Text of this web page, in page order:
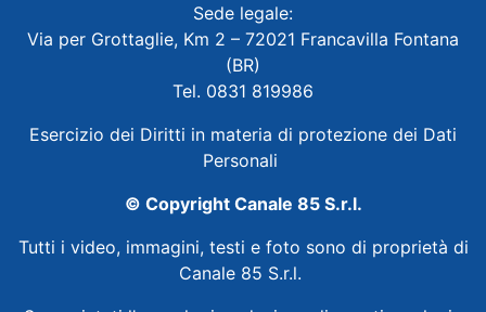
Sede legale:
Via per Grottaglie, Km 2 – 72021 Francavilla Fontana
(BR)
Tel. 0831 819986
Esercizio dei Diritti in materia di protezione dei Dati
Personali
© Copyright Canale 85 S.r.l.
Tutti i video, immagini, testi e foto sono di proprietà di
Canale 85 S.r.l.